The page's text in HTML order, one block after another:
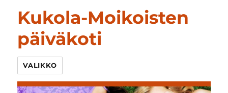
Kukola-Moikoisten
päiväkoti
VALIKKO